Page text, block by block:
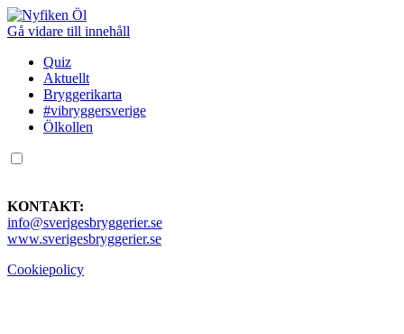
Gå vidare till innehåll
Quiz
Aktuellt
Bryggerikarta
#vibryggersverige
Ölkollen
KONTAKT:
info@sverigesbryggerier.se
www.sverigesbryggerier.se
Cookiepolicy